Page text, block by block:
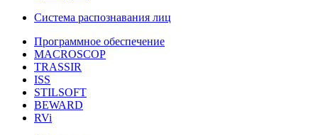
Система распознавания лиц
Программное обеспечение
MACROSCOP
TRASSIR
ISS
STILSOFT
BEWARD
RVi